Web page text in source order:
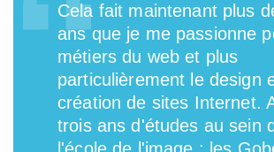
Cela fait maintenant plus
ans que je me passionne
métiers du web et plus
particulièrement le design
création de sites Internet.
trois ans d'études au sein